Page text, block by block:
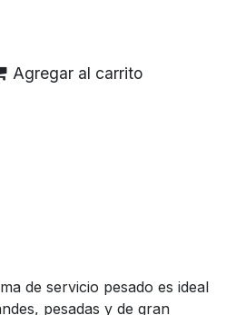
Agregar al carrito
de servicio pesado es ideal
pesadas y de gran